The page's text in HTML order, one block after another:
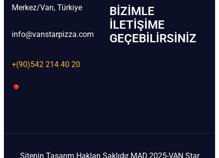
Merkez/Van, Türkiye
info@vanstarpizza.com
+(90)542 214 40 20
BIZIMLE
İLETIŞIME
GEÇEBILIRSINIZ
Sitenin Tasarım Hakları Saklıdır MAD.2025-VAN Star